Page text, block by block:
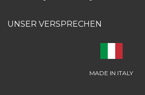
UNSER VERSPRECHEN
MADE IN ITALY